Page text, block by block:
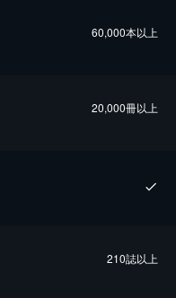
60,000本以上
20,000冊以上
210誌以上